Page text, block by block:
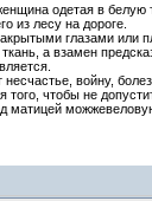
одетая в белую
из лесу на дороге.
глазами или
а взамен
войну,
того, чтобы не
матицей